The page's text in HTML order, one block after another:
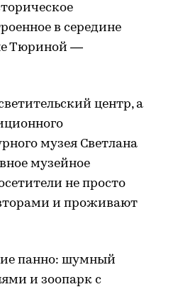
в середине
Тюриной —
центр, а
музея Светлана
музейное
не просто
и проживают
панно: шумный
и зоопарк с